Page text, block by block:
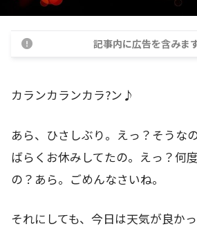
記事内に広告を含みま
カランカランカラ?ン♪
あら、ひさしぶり。えっ？そうな
ばらくお休みしてたの。えっ？何
の？あら。ごめんなさいね。
それにしても、今日は天気が良か